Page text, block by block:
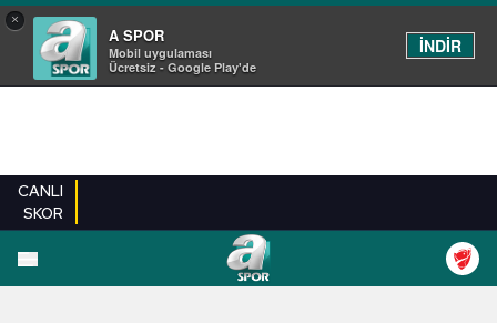
×
A SPOR
Mobil uygulaması
Ücretsiz - Google Play'de
İNDİR
CANLI
SKOR